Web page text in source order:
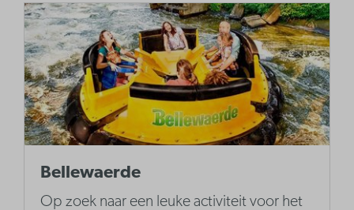
Bellewaerde
Op zoek naar een leuke activiteit voor het